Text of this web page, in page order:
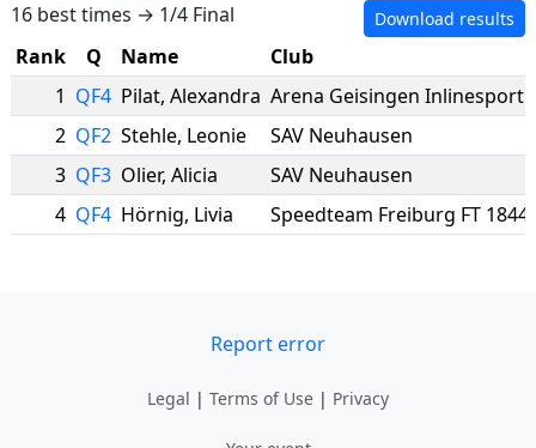
16 best times → 1/4 Final Download results
Rank Q Name
Club
1 QF4 Pilat, Alexandra Arena Geisingen Inlinesport
2 QF2 Stehle, Leonie
SAV Neuhausen
3 QF3 Olier, Alicia
SAV Neuhausen
4 QF4 Hörnig, Livia Speedteam Freiburg FT 1844
Report error
Legal | Terms of Use | Privacy